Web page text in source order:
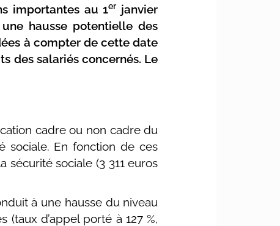
importantes au 1er janvier
une hausse potentielle des
à compter de cette date
des salariés concernés. Le
cadre ou non cadre du
sociale. En fonction de ces
sociale (3 311 euros
à une hausse du niveau
d’appel porté à 127 %,